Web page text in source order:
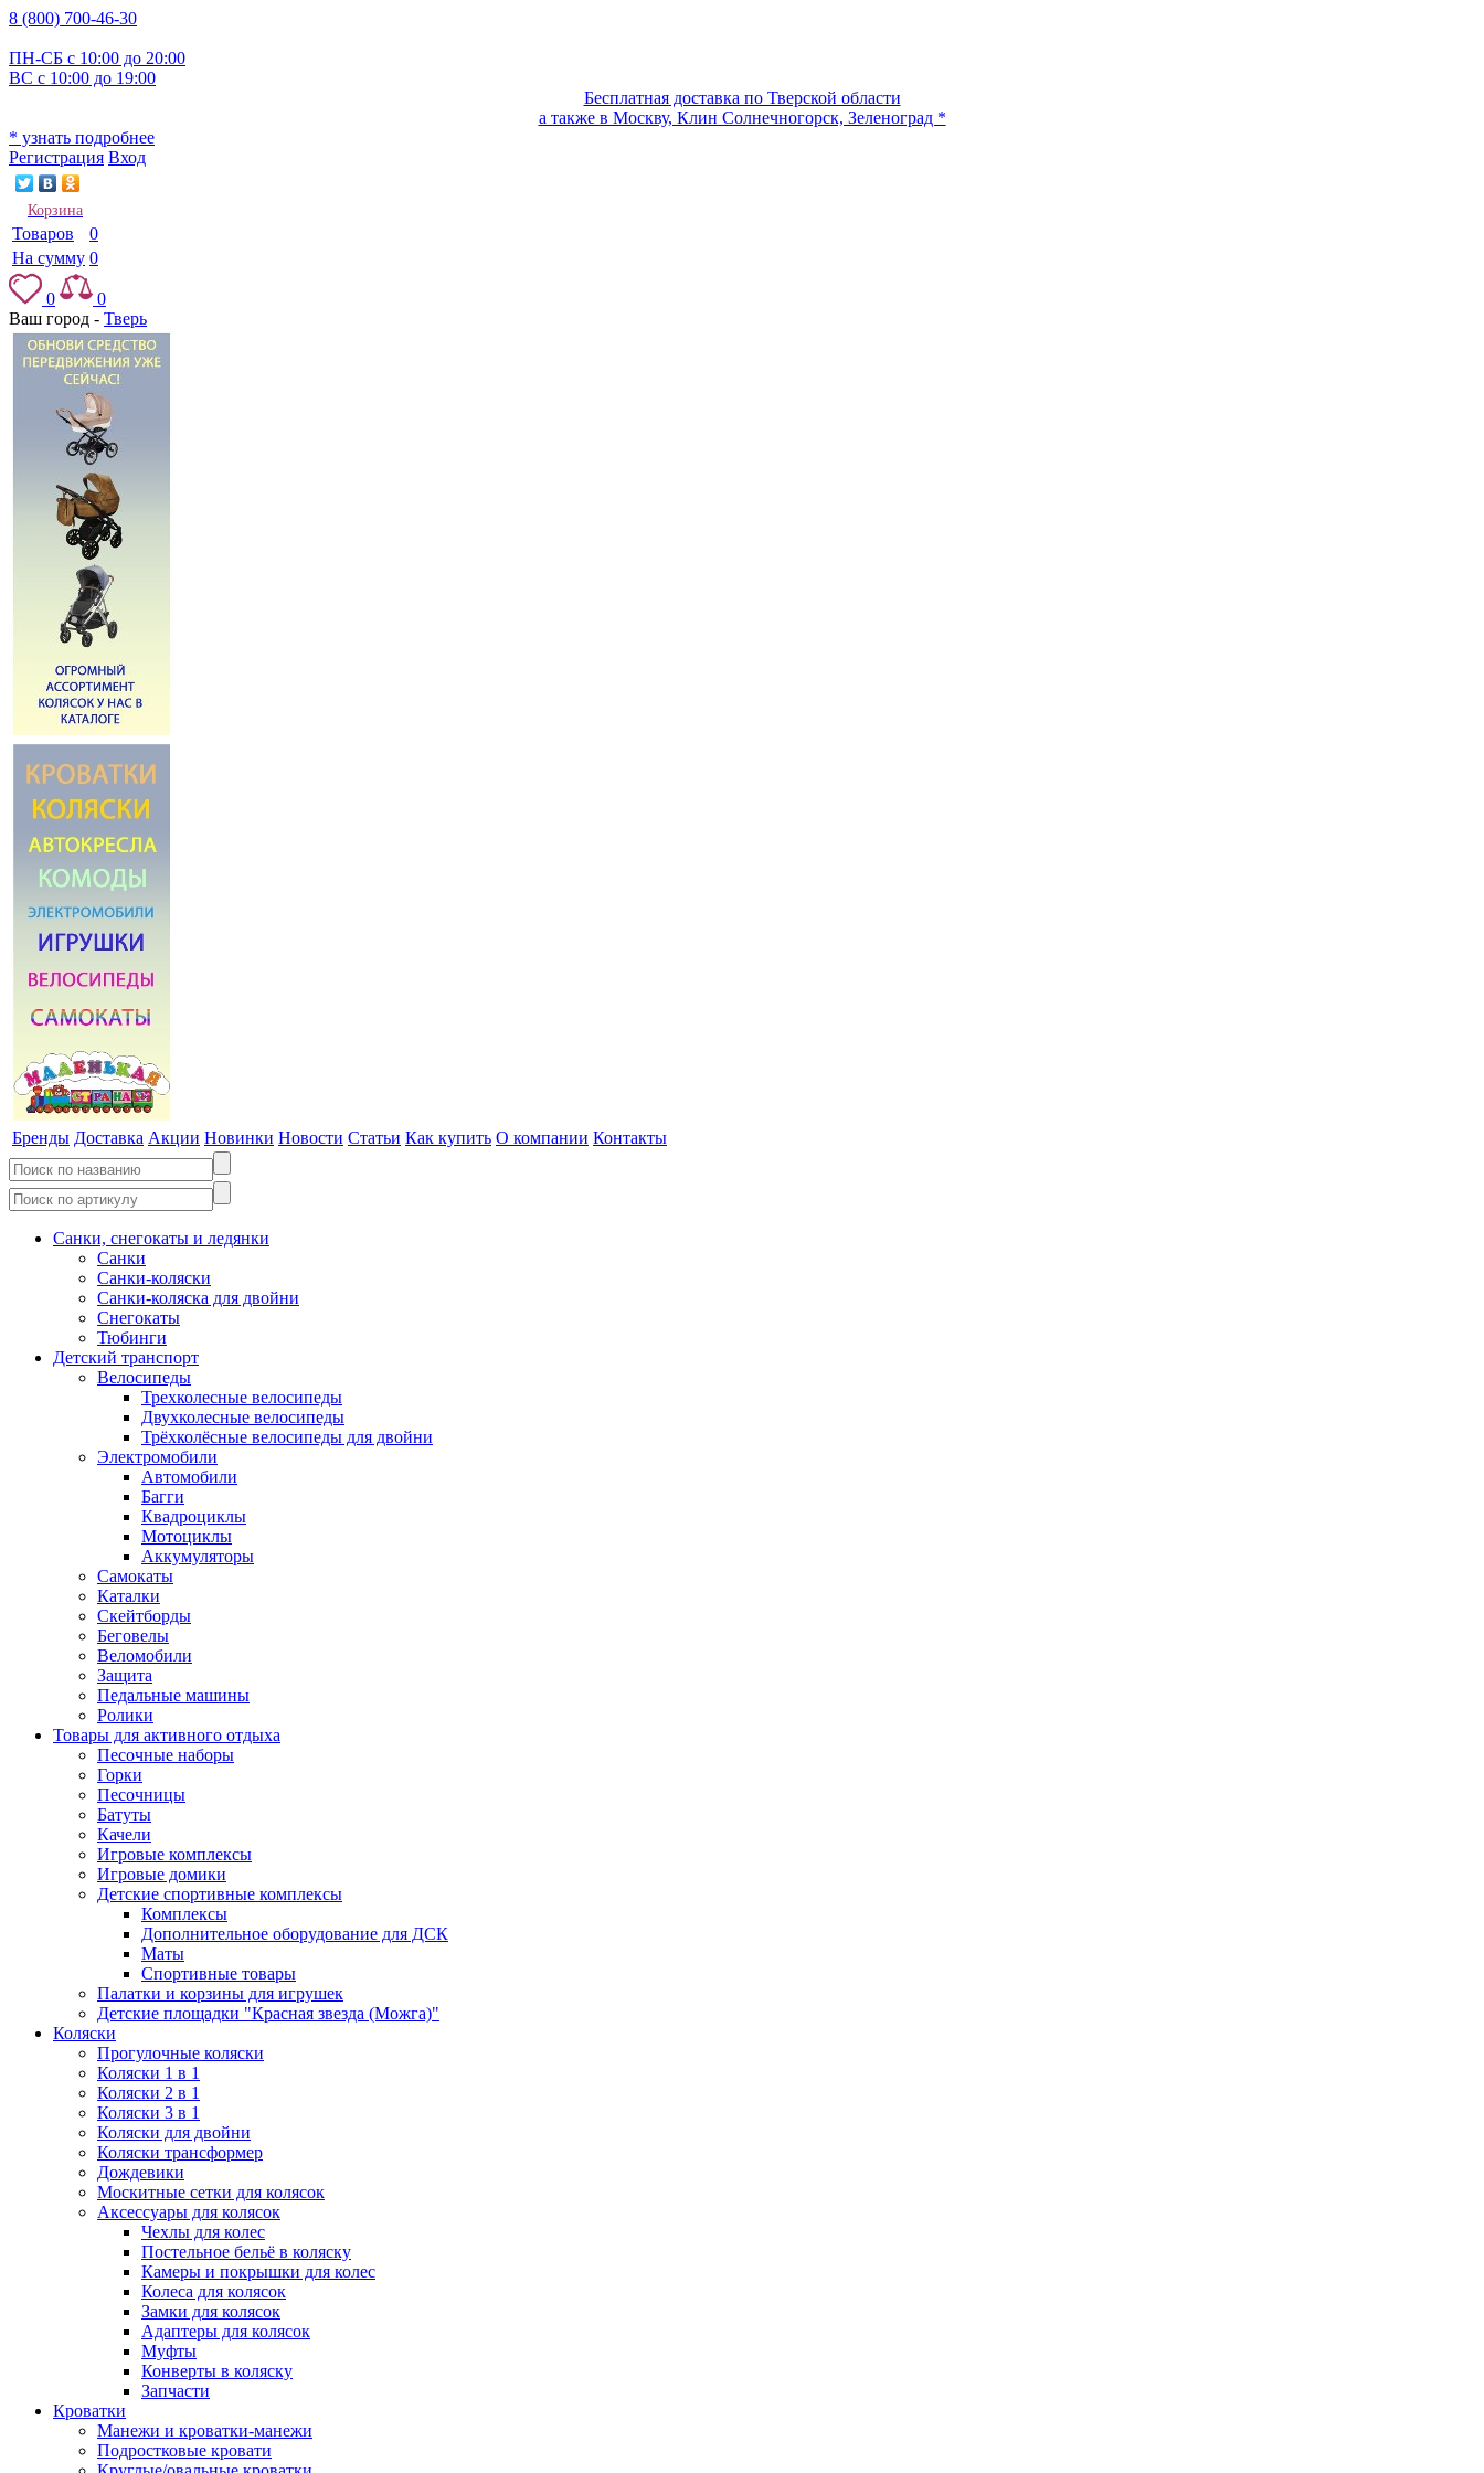
8 (800) 700-46-30
ПН-СБ с 10:00 до 20:00
ВС с 10:00 до 19:00
Бесплатная доставка по Тверской области
а также в Москву, Клин Солнечногорск, Зеленоград *
* узнать подробнее
Регистрация Вход
Корзина
Товаров
0
На сумму 0
0
0
Ваш город - Тверь
Бренды Доставка Акции Новинки Новости Статьи Как купить О компании Контакты
Санки, снегокаты и ледянки
Санки
Санки-коляски
Санки-коляска для двойни
Снегокаты
Тюбинги
Детский транспорт
Велосипеды
Трехколесные велосипеды
Двухколесные велосипеды
Трёхколёсные велосипеды для двойни
Электромобили
Автомобили
Багги
Квадроциклы
Мотоциклы
Аккумуляторы
Самокаты
Каталки
Скейтборды
Беговелы
Веломобили
Защита
Педальные машины
Ролики
Товары для активного отдыха
Песочные наборы
Горки
Песочницы
Батуты
Качели
Игровые комплексы
Игровые домики
Детские спортивные комплексы
Комплексы
Дополнительное оборудование для ДСК
Маты
Спортивные товары
Палатки и корзины для игрушек
Детские площадки "Красная звезда (Можга)"
Коляски
Прогулочные коляски
Коляски 1 в 1
Коляски 2 в 1
Коляски 3 в 1
Коляски для двойни
Коляски трансформер
Дождевики
Москитные сетки для колясок
Аксессуары для колясок
Чехлы для колес
Постельное бельё в коляску
Камеры и покрышки для колес
Колеса для колясок
Замки для колясок
Адаптеры для колясок
Муфты
Конверты в коляску
Запчасти
Кроватки
Манежи и кроватки-манежи
Подростковые кровати